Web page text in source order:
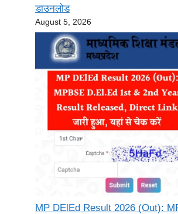
डाउनलोड
August 5, 2026
MP DElEd Result 2026 (Out):